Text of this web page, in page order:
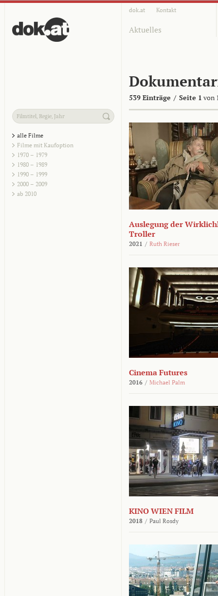
dok.at Kontakt
Aktuelles
539 Einträge / Seite 1 von
alle Filme
Filme mit Kaufoption
1970 – 1979
1980 – 1989
1990 – 1999
2000 – 2009
ab 2010
Auslegung der
Troller
2021 / Ruth Rieser
Cinema Futures
2016 / Michael Palm
KINO WIEN FILM
2018 / Paul Rosdy